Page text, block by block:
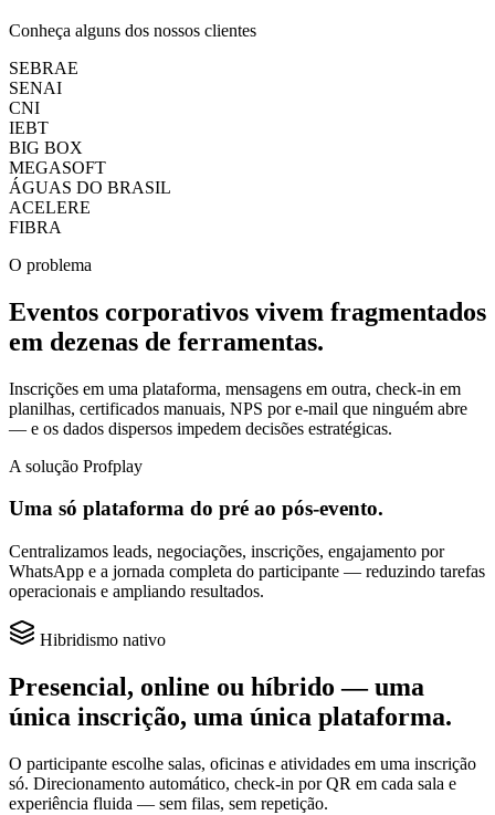
Conheça alguns dos nossos clientes
SEBRAE
SENAI
CNI
IEBT
BIG BOX
MEGASOFT
ÁGUAS DO BRASIL
ACELERE
FIBRA
O problema
Eventos corporativos vivem fragmentados
em dezenas de ferramentas.
Inscrições em uma plataforma, mensagens em outra, check-in em
planilhas, certificados manuais, NPS por e-mail que ninguém abre
— e os dados dispersos impedem decisões estratégicas.
A solução Profplay
Uma só plataforma do pré ao pós-evento.
Centralizamos leads, negociações, inscrições, engajamento por
WhatsApp e a jornada completa do participante — reduzindo tarefas
operacionais e ampliando resultados.
Hibridismo nativo
Presencial, online ou híbrido — uma
única inscrição, uma única plataforma.
O participante escolhe salas, oficinas e atividades em uma inscrição
só. Direcionamento automático, check-in por QR em cada sala e
experiência fluida — sem filas, sem repetição.